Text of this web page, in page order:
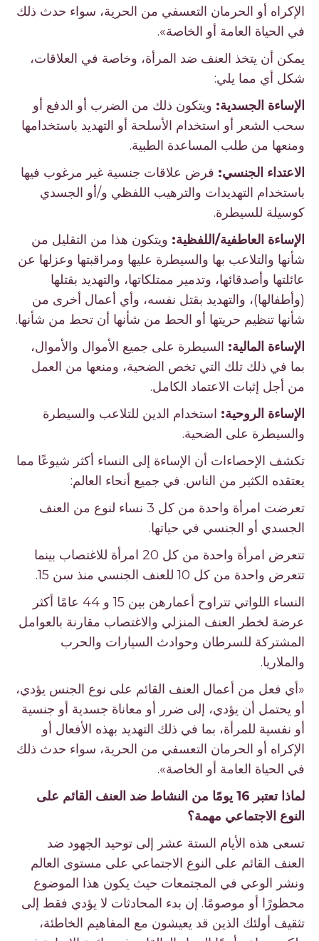
الإكراه أو الحرمان التعسفي من الحرية، سواء حدث ذلك
في الحياة العامة أو الخاصة».
يمكن أن يتخذ العنف ضد المرأة، وخاصة في العلاقات،
شكل أي مما يلي:
الإساءة الجسدية:ويتكون ذلك من الضرب أو الدفع أو
سحب الشعر أو استخدام الأسلحة أو التهديد باستخدامها
ومنعها من طلب المساعدة الطبية.
الاعتداء الجنسي:فرض علاقات جنسية غير مرغوب فيها
باستخدام التهديدات والترهيب اللفظي و/أو الجسدي
كوسيلة للسيطرة.
الإساءة العاطفية/اللفظية:ويتكون هذا من التقليل من
شأنها والتلاعب بها والسيطرة عليها ومراقبتها وعزلها عن
عائلتها وأصدقائها، وتدمير ممتلكاتها، والتهديد بقتلها
(وأطفالها)، والتهديد بقتل نفسه، وأي أعمال أخرى من
شأنها تنظيم حريتها أو الحط من شأنها أن تحط من شأنها.
الإساءة المالية:السيطرة على جميع الأموال والأموال،
بما في ذلك تلك التي تخص الضحية، ومنعها من العمل
من أجل إثبات الاعتماد الكامل.
الإساءة الروحية:استخدام الدين للتلاعب والسيطرة
والسيطرة على الضحية.
تكشف الإحصاءات أن الإساءة إلى النساء أكثر شيوعًا مما
يعتقده الكثير من الناس. في جميع أنحاء العالم:
تعرضت امرأة واحدة من كل 3 نساء لنوع من العنف
الجسدي أو الجنسي في حياتها.
تتعرض امرأة واحدة من كل 20 امرأة للاغتصاب بينما
تتعرض واحدة من كل 10 للعنف الجنسي منذ سن 15.
النساء اللواتي تتراوح أعمارهن بين 15 و 44 عامًا أكثر
عرضة لخطر العنف المنزلي والاغتصاب مقارنة بالعوامل
المشتركة للسرطان وحوادث السيارات والحرب
والملاريا.
«أي فعل من أعمال العنف القائم على نوع الجنس يؤدي،
أو يحتمل أن يؤدي، إلى ضرر أو معاناة جسدية أو جنسية
أو نفسية للمرأة، بما في ذلك التهديد بهذه الأفعال أو
الإكراه أو الحرمان التعسفي من الحرية، سواء حدث ذلك
في الحياة العامة أو الخاصة».
لماذا تعتبر 16 يومًا من النشاط ضد العنف القائم على
النوع الاجتماعي مهمة؟
تسعى هذه الأيام الستة عشر إلى توحيد الجهود ضد
العنف القائم على النوع الاجتماعي على مستوى العالم
ونشر الوعي في المجتمعات حيث يكون هذا الموضوع
محظورًا أو موصومًا. إن بدء المحادثات لا يؤدي فقط إلى
تثقيف أولئك الذين قد يعيشون مع المفاهيم الخاطئة،